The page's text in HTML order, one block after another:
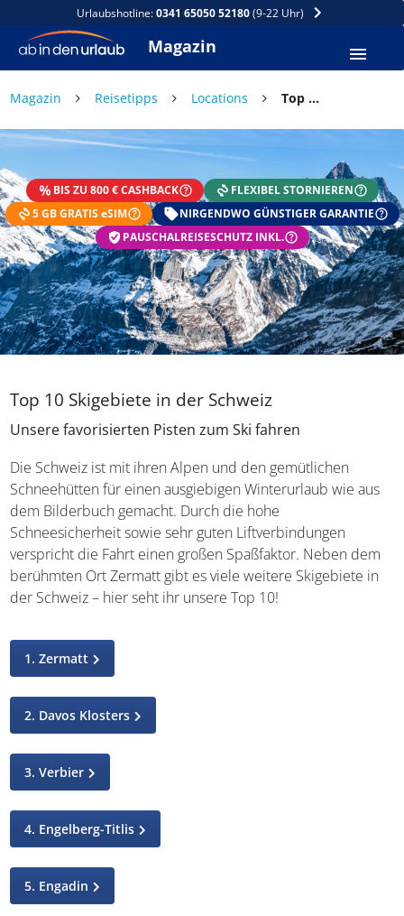
Urlaubshotline:0341 65050 52180(9-22 Uhr)
Magazin
Magazin Reisetipps Locations Top 10 Skigebiete in der Schweiz
BIS ZU 800 € CASHBACK
FLEXIBEL STORNIEREN
5 GB GRATIS eSIM
NIRGENDWO GÜNSTIGER GARANTIE
PAUSCHALREISESCHUTZ INKL.
Top 10 Skigebiete in der Schweiz
Unsere favorisierten Pisten zum Ski fahren
Die Schweiz ist mit ihren Alpen und den gemütlichen
Schneehütten für einen ausgiebigen Winterurlaub wie aus
dem Bilderbuch gemacht. Durch die hohe
Schneesicherheit sowie sehr guten Liftverbindungen
verspricht die Fahrt einen großen Spaßfaktor. Neben dem
berühmten Ort Zermatt gibt es viele weitere Skigebiete in
der Schweiz – hier seht ihr unsere Top 10!
1. Zermatt
2. Davos Klosters
3. Verbier
4. Engelberg-Titlis
5. Engadin